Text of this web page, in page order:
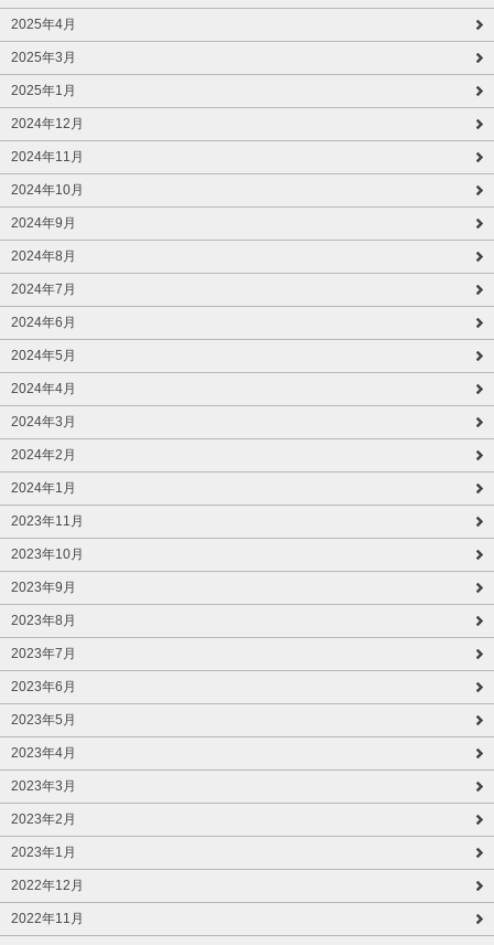
2025年4月
2025年3月
2025年1月
2024年12月
2024年11月
2024年10月
2024年9月
2024年8月
2024年7月
2024年6月
2024年5月
2024年4月
2024年3月
2024年2月
2024年1月
2023年11月
2023年10月
2023年9月
2023年8月
2023年7月
2023年6月
2023年5月
2023年4月
2023年3月
2023年2月
2023年1月
2022年12月
2022年11月